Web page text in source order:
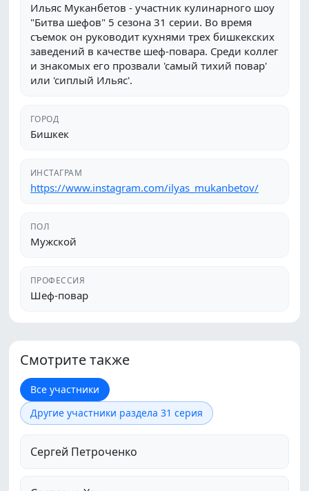
Ильяс Муканбетов - участник кулинарного шоу
"Битва шефов" 5 сезона 31 серии. Во время
съемок он руководит кухнями трех бишкекских
заведений в качестве шеф-повара. Среди коллег
и знакомых его прозвали 'самый тихий повар'
или 'сиплый Ильяс'.
ГОРОД
Бишкек
ИНСТАГРАМ
https://www.instagram.com/ilyas_mukanbetov/
ПОЛ
Мужской
ПРОФЕССИЯ
Шеф-повар
Смотрите также
Все участники
Другие участники раздела 31 серия
Сергей Петроченко